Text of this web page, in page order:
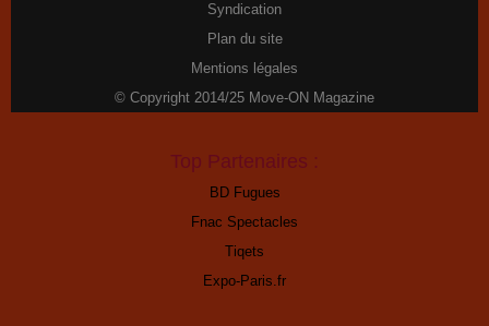
Syndication
Plan du site
Mentions légales
© Copyright 2014/25 Move-ON Magazine
BD Fugues
Fnac Spectacles
Tiqets
Expo-Paris.fr